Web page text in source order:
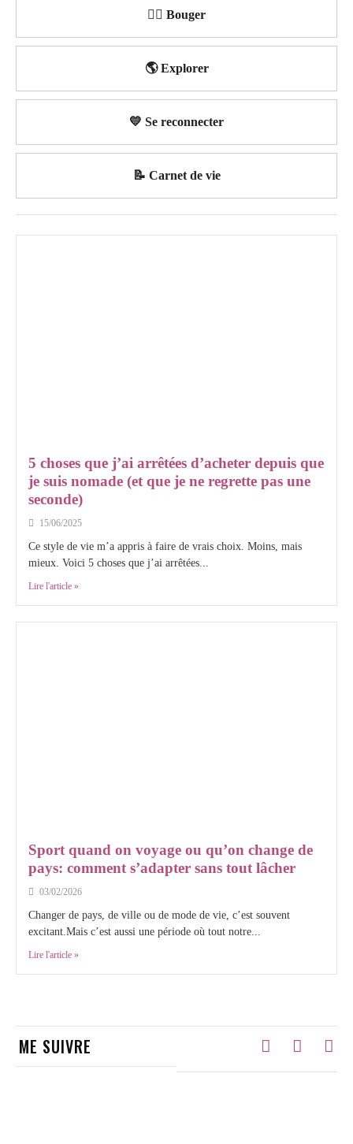
🏃‍♀️ Bouger
🌎 Explorer
💛 Se reconnecter
📝 Carnet de vie
5 choses que j’ai arrêtées d’acheter depuis que
je suis nomade (et que je ne regrette pas une
seconde)
15/06/2025
Ce style de vie m’a appris à faire de vrais choix. Moins, mais
mieux. Voici 5 choses que j’ai arrêtées...
Lire l'article »
Sport quand on voyage ou qu’on change de
pays: comment s’adapter sans tout lâcher
03/02/2026
Changer de pays, de ville ou de mode de vie, c’est souvent
excitant.Mais c’est aussi une période où tout notre...
Lire l'article »
ME SUIVRE